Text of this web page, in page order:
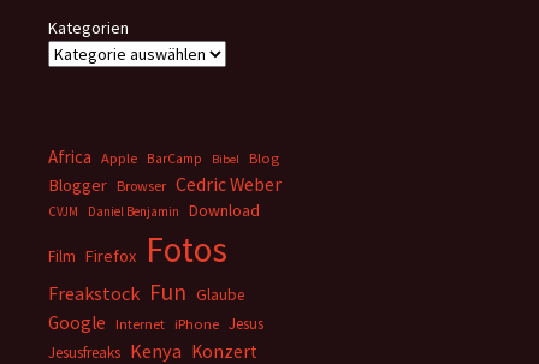
Kategorien
Africa Apple BarCamp Bibel Blog
Blogger Browser Cedric Weber
CVJM Daniel Benjamin Download
Film Firefox Fotos
Freakstock Fun Glaube
Google Internet iPhone Jesus
Jesusfreaks Kenya Konzert